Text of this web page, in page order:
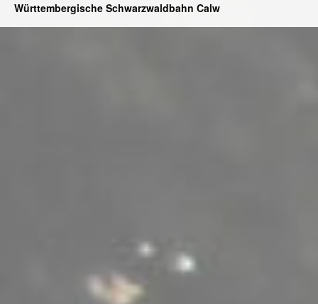
Württembergische Schwarzwaldbahn Calw